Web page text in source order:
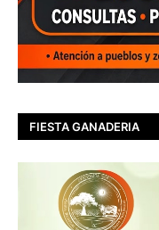
FIESTA GANADERIA